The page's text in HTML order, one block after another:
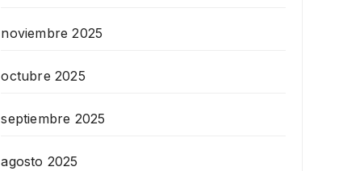
noviembre 2025
octubre 2025
septiembre 2025
agosto 2025